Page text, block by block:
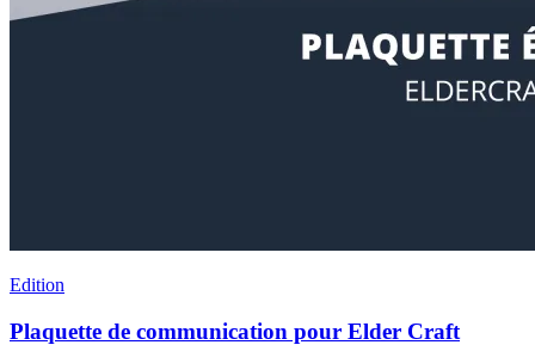
Edition
Plaquette de communication pour Elder Craft